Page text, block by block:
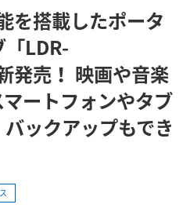
を搭載したポータ
「LDR-
発売！ 映画や音楽
ートフォンやタブ
ックアップもでき